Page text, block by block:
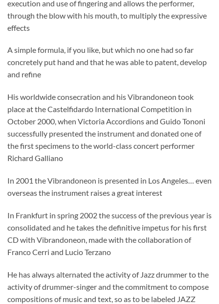
execution and use of fingering and allows the performer,
through the blow with his mouth, to multiply the expressive
effects
A simple formula, if you like, but which no one had so far
concretely put hand and that he was able to patent, develop
and refine
His worldwide consecration and his Vibrandoneon took
place at the Castelfidardo International Competition in
October 2000, when Victoria Accordions and Guido Tononi
successfully presented the instrument and donated one of
the first specimens to the world-class concert performer
Richard Galliano
In 2001 the Vibrandoneon is presented in Los Angeles… even
overseas the instrument raises a great interest
In Frankfurt in spring 2002 the success of the previous year is
consolidated and he takes the definitive impetus for his first
CD with Vibrandoneon, made with the collaboration of
Franco Cerri and Lucio Terzano
He has always alternated the activity of Jazz drummer to the
activity of drummer-singer and the commitment to compose
compositions of music and text, so as to be labeled JAZZ